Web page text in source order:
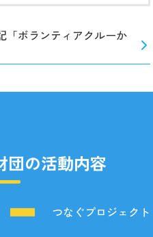
「ボランティアクルーか
団の活動内容
つなぐプロジェクト